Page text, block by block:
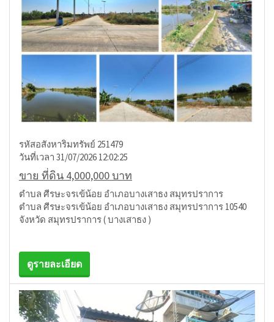
รหัสอสังหาริมทรัพย์ 251479
วันที่เวลา 31/07/2026 12:02:25
ขาย ที่ดิน 4,000,000 บาท
ตำบล ศีรษะจรเข้น้อย อำเภอบางเสาธง สมุทรปราการ
ตำบล ศีรษะจรเข้น้อย อำเภอบางเสาธง สมุทรปราการ 10540
จังหวัด สมุทรปราการ ( บางเสาธง )
ดูรายละเอียด